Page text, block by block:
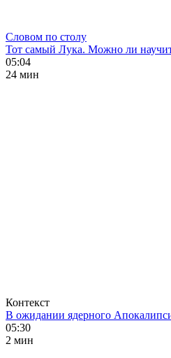
Словом по столу
Тот самый Лука. Можно ли
05:04
24 мин
Контекст
В ожидании ядерного
05:30
2 мин